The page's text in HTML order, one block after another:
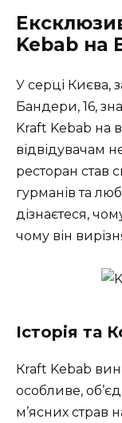
Kebab на
У серці Києва,
Бандери, 16,
Kraft Kebab на
відвідувачам
ресторан став
гурманів та
дізнаєтеся,
чому він
Історія та
Кraft Kebab
особливе,
м’ясних страв